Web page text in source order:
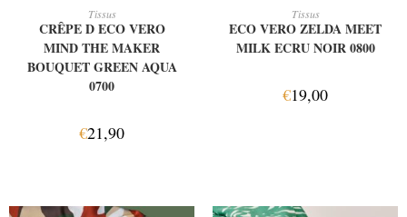
AJOUTER AU PANIER
Tissus
CRÊPE D ECO VERO
MIND THE MAKER
BOUQUET GREEN AQUA
0700
€21,90
AJOUTER AU PANIER
Tissus
ECO VERO ZELDA MEET
MILK ECRU NOIR 0800
€19,00